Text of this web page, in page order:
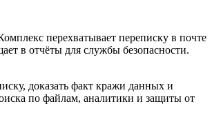
перехватывает переписку в почте
в отчёты для службы безопасности.
доказать факт кражи данных и
по файлам, аналитики и защиты от